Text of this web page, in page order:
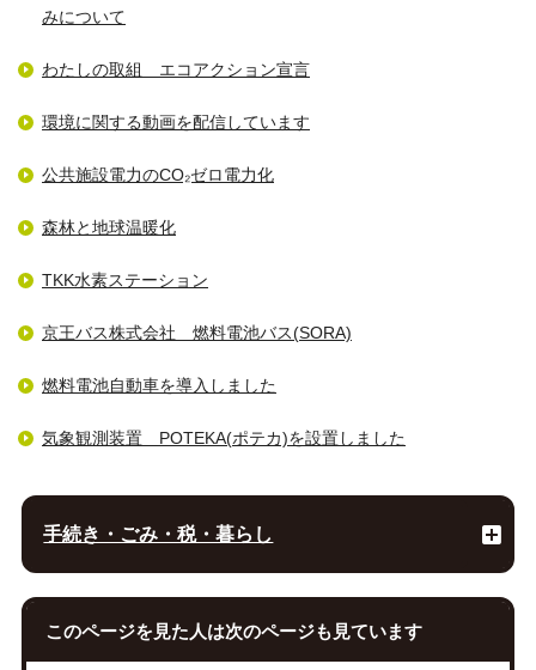
みについて
わたしの取組 エコアクション宣言
環境に関する動画を配信しています
公共施設電力のCO₂ゼロ電力化
森林と地球温暖化
TKK水素ステーション
京王バス株式会社 燃料電池バス(SORA)
燃料電池自動車を導入しました
気象観測装置 POTEKA(ポテカ)を設置しました
手続き・ごみ・税・暮らし
このページを見た人は次のページも見ています